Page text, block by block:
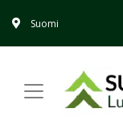
Suomi